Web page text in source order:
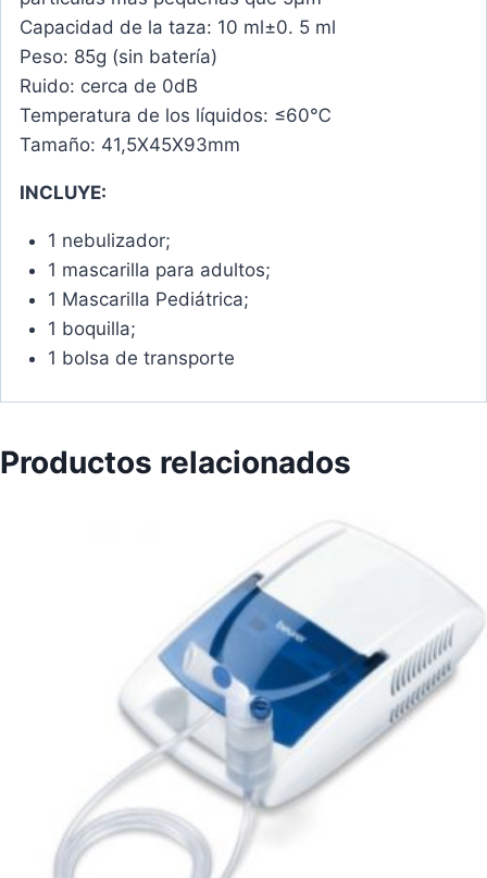
Capacidad de la taza: 10 ml±0. 5 ml
Peso: 85g (sin batería)
Ruido: cerca de 0dB
Temperatura de los líquidos: ≤60℃
Tamaño: 41,5X45X93mm
INCLUYE:
1 nebulizador;
1 mascarilla para adultos;
1 Mascarilla Pediátrica;
1 boquilla;
1 bolsa de transporte
Productos relacionados